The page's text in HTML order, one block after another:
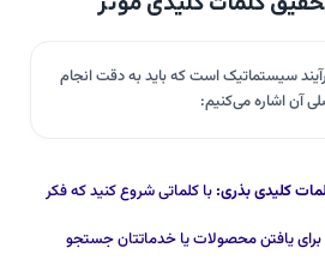
سیستماتیک است که باید به دقت انجام
آن اشاره می‌کنیم:
کلیدی بذری: با کلماتی شروع کنید که فکر
یافتن محصولات یا خدماتتان جستجو